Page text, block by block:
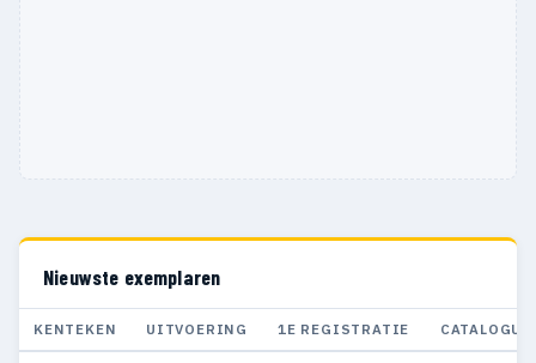
Nieuwste exemplaren
KENTEKEN UITVOERING 1E REGISTRATIE